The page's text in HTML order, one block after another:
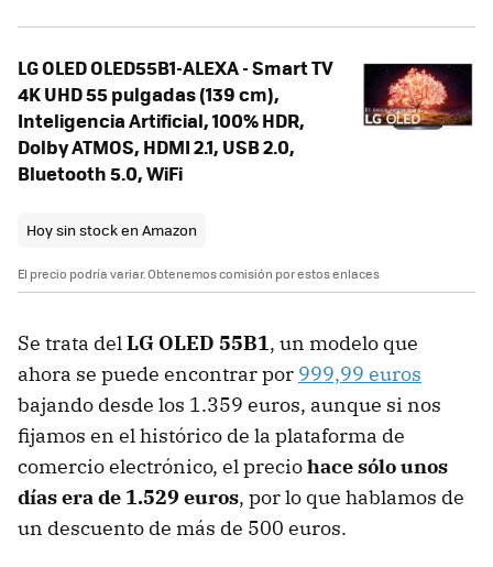
LG OLED OLED55B1-ALEXA - Smart TV
4K UHD 55 pulgadas (139 cm),
Inteligencia Artificial, 100% HDR,
Dolby ATMOS, HDMI 2.1, USB 2.0,
Bluetooth 5.0, WiFi
Hoy sin stock en Amazon
El precio podría variar. Obtenemos comisión por estos enlaces
Se trata delLG OLED 55B1, un modelo que
ahora se puede encontrar por 999,99 euros
bajando desde los 1.359 euros, aunque si nos
fijamos en el histórico de la plataforma de
comercio electrónico, el preciohace sólo unos
días era de 1.529 euros, por lo que hablamos de
un descuento de más de 500 euros.